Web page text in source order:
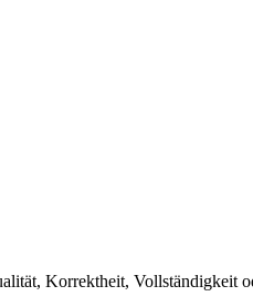
Korrektheit, Vollständigkeit